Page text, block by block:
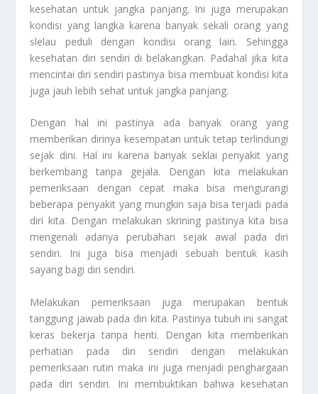
kesehatan untuk jangka panjang. Ini juga merupakan
kondisi yang langka karena banyak sekali orang yang
slelau peduli dengan kondisi orang lain. Sehingga
kesehatan diri sendiri di belakangkan. Padahal jika kita
mencintai diri sendiri pastinya bisa membuat kondisi kita
juga jauh lebih sehat untuk jangka panjang.
Dengan hal ini pastinya ada banyak orang yang
memberikan dirinya kesempatan untuk tetap terlindungi
sejak dini. Hal ini karena banyak seklai penyakit yang
berkembang tanpa gejala. Dengan kita melakukan
pemeriksaan dengan cepat maka bisa mengurangi
beberapa penyakit yang mungkin saja bisa terjadi pada
diri kita. Dengan melakukan skrining pastinya kita bisa
mengenali adanya perubahan sejak awal pada diri
sendiri. Ini juga bisa menjadi sebuah bentuk kasih
sayang bagi diri sendiri.
Melakukan pemeriksaan juga merupakan bentuk
tanggung jawab pada diri kita. Pastinya tubuh ini sangat
keras bekerja tanpa henti. Dengan kita memberikan
perhatian pada diri sendiri dengan melakukan
pemeriksaan rutin maka ini juga menjadi penghargaan
pada diri sendiri. Ini membuktikan bahwa kesehatan